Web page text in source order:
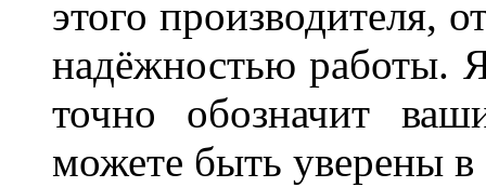
этого производителя,
надёжностью работы.
точно обозначит
можете быть уверены